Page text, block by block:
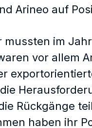
Arineo auf
mussten im
vor allem
Rückgänge
haben ihr